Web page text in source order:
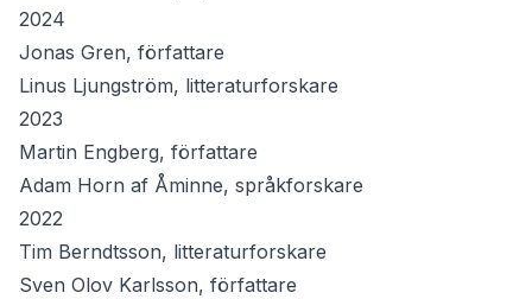
2024
Jonas Gren, författare
Linus Ljungström, litteraturforskare
2023
Martin Engberg, författare
Adam Horn af Åminne, språkforskare
2022
Tim Berndtsson, litteraturforskare
Sven Olov Karlsson, författare